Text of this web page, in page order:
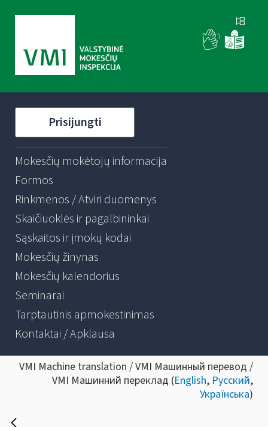
Prisijungti
Mokesčių mokėtojų informacija
Formos
Rinkmenos / Atviri duomenys
Skaičiuoklės ir pagalbininkai
Sąskaitos ir įmokų kodai
Mokesčių žinynas
Mokesčių kalendorius
Seminarai
Tarptautinis apmokestinimas
Kontaktai / Apklausa
VMI Machine translation / VMI Машинный перевод /
VMI Машинний переклад (English, Русский,
Українська)